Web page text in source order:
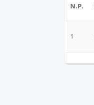
N.P.
1